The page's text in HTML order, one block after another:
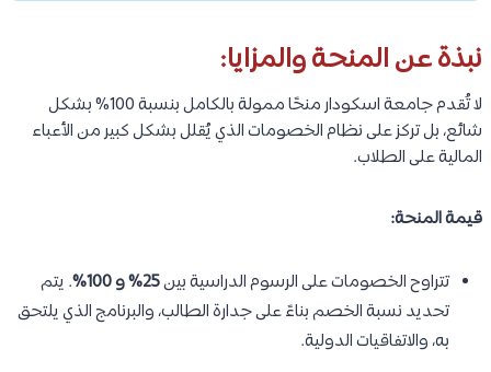
نبذة عن المنحة والمزايا:
لا تُقدم جامعة اسكودار منحًا ممولة بالكامل بنسبة 100% بشكل
شائع، بل تركز على نظام الخصومات الذي يُقلل بشكل كبير من الأعباء
المالية على الطلاب.
قيمة المنحة:
تتراوح الخصومات على الرسوم الدراسية بين25% و 100%
. يتم
تحديد نسبة الخصم بناءً على جدارة الطالب، والبرنامج الذي يلتحق
به، والاتفاقيات الدولية.